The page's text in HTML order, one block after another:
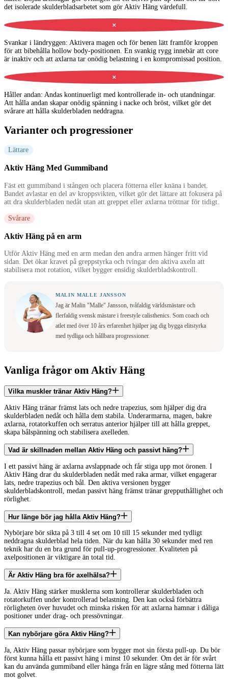
det isolerade skulderbladsarbetet som gör Aktiv Häng värdefull.
✕
Svankar i ländryggen: Aktivera magen och för benen lätt framför kroppen
för att bibehålla hollow body-positionen. En svankig rygg innebär att core
är inaktiv och att axlarna tar onödig belastning i en kompromissad position.
✕
Håller andan: Andas kontinuerligt med kontrollerade in- och utandningar.
Att hålla andan skapar onödig spänning i nacke och bröst, vilket gör det
svårare att hålla skulderbladen neddragna.
Varianter och progressioner
Lättare
Aktiv Häng Med Gummiband
Fäst ett gummiband i stången och placera fötterna eller knäna i bandet.
Bandet avlastar en del av kroppsvikten, vilket gör det lättare att fokusera på
att dra skulderbladen nedåt utan att greppet eller axlarna tröttnar för tidigt.
Svårare
Aktiv Häng på en arm
Utför Aktiv Häng med en arm medan den andra armen hänger fritt vid
sidan. Det ökar kravet på greppstyrka och tvingar den aktiva axeln att
stabilisera mot rotation, vilket bygger ensidig skulderbladskontroll.
MALIN MALLE JANSSON
Jag är Malin "Malle" Jansson, tvåfaldig världsmästare och
flerfaldig svensk mästare i freestyle calisthenics. Som coach och
atlet med över 10 års erfarenhet hjälper jag dig bygga elitstyrka
med tydliga och hållbara progressioner.
Vanliga frågor om Aktiv Häng
Vilka muskler tränar Aktiv Häng?
Aktiv Häng tränar främst lats och nedre trapezius, som hjälper dig dra
skulderbladen nedåt och hålla dem stabila. Underarmarna, magen, bakre
axlarna, rotatorkuffen och serratus anterior hjälper till att hålla greppet,
skapa bålspänning och stabilisera axelleden.
Vad är skillnaden mellan Aktiv Häng och passivt häng?
I ett passivt häng är axlarna avslappnade och får stiga upp mot öronen. I
Aktiv Häng drar du skulderbladen nedåt med raka armar, vilket engagerar
lats, nedre trapezius och bål. Den aktiva versionen bygger
skulderbladskontroll, medan passivt häng främst tränar grepputhållighet och
rörlighet.
Hur länge bör jag hålla Aktiv Häng?
Nybörjare bör sikta på 3 till 4 set om 10 till 15 sekunder med tydligt
neddragna skulderblad hela tiden. När du kan hålla 30 sekunder med ren
teknik har du en bra grund för pull-up-progressioner. Kvaliteten på
axelpositionen är viktigare än total tid.
Är Aktiv Häng bra för axelhälsa?
Ja. Aktiv Häng stärker musklerna som kontrollerar skulderbladen och
rotatorkuffen under kontrollerad belastning. Den kan också förbättra
rörligheten över huvudet och minska risken för att axlarna hamnar i dåliga
positioner under drag- och pressövningar.
Kan nybörjare göra Aktiv Häng?
Ja, Aktiv Häng passar nybörjare som bygger mot sin första pull-up. Du bör
först kunna hålla ett passivt häng i minst 10 sekunder. Om det är för svårt
kan du använda gummiband eller hänga från en lägre stång med fötterna lätt
mot golvet.